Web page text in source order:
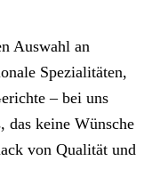
Auswahl an
Spezialitäten,
– bei uns
das keine Wünsche
von Qualität und